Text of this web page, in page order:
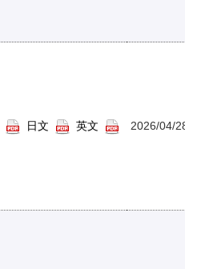
日文 英文 2026/04/28